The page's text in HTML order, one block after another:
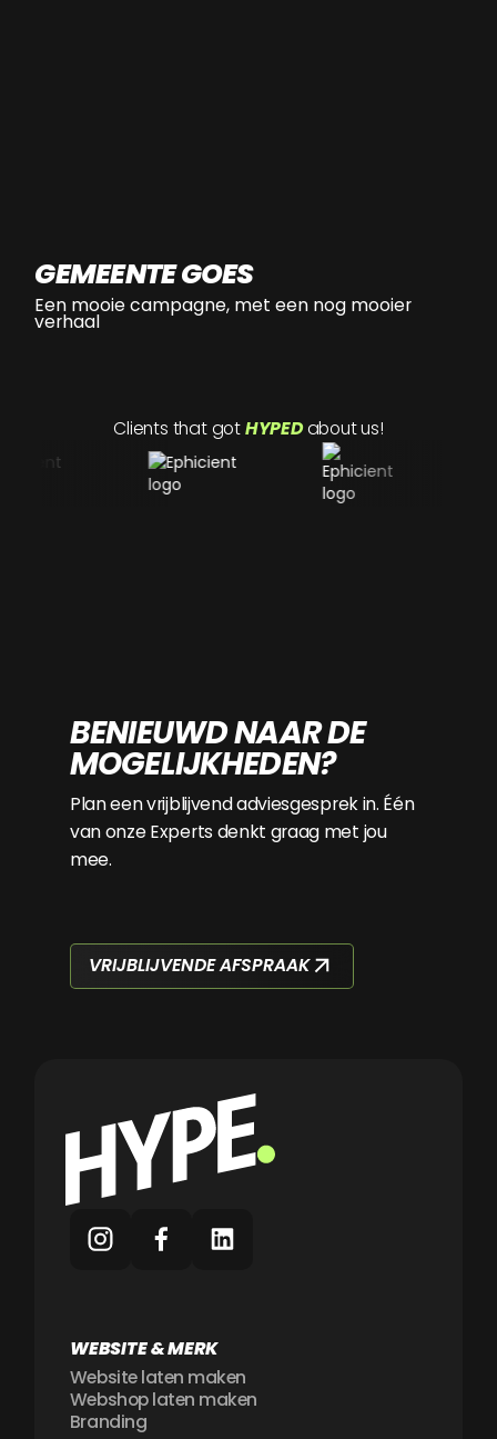
GEMEENTE GOES
Een mooie campagne, met een nog mooier
verhaal
Clients that gotHYPEDabout us!
BENIEUWD NAAR DE
MOGELIJKHEDEN?
Plan een vrijblijvend adviesgesprek in. Één
van onze Experts denkt graag met jou
mee.
VRIJBLIJVENDE AFSPRAAK
WEBSITE & MERK
Website laten maken
Webshop laten maken
Branding